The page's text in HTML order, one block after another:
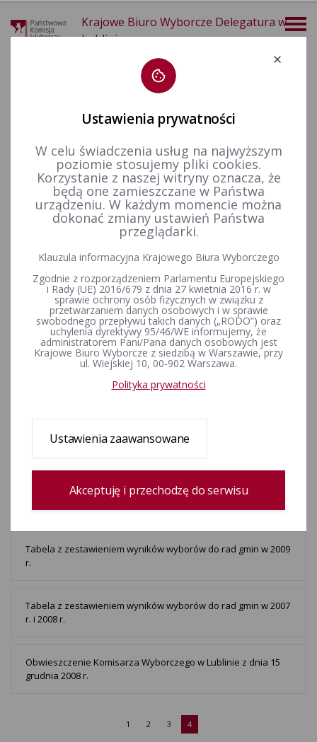
Krajowe Biuro Wyborcze Delegatura w
Lublinie
Wybory samorządowe i referenda lokalne Wybory i referenda w toku kadencji
Kadencja 2006-2010
Wybory uzupełniające
Wybory uzpełniające do Rady Gminy Cyców
Zmiana w składzie Rady Gminy Kłoczew
Zmiana w składzie Rady Gminy Milejów
Zmiana w składzie Rady Gminy Trawniki
Tabela z zestawieniem wyników wyborów do rad gmin w 2010
Tabela z zestawieniem wyników wyborów do rad gmin w 2009
r.
Tabela z zestawieniem wyników wyborów do rad gmin w 2007
r. i 2008 r.
Obwieszczenie Komisarza Wyborczego w Lublinie z dnia 15
grudnia 2008 r.
1 2 3 4
Ustawienia prywatności
W celu świadczenia usług na najwyższym
poziomie stosujemy pliki cookies.
Korzystanie z naszej witryny oznacza, że
będą one zamieszczane w Państwa
urządzeniu. W każdym momencie można
dokonać zmiany ustawień Państwa
przeglądarki.
Klauzula informacyjna Krajowego Biura Wyborczego
Zgodnie z rozporządzeniem Parlamentu Europejskiego
i Rady (UE) 2016/679 z dnia 27 kwietnia 2016 r. w
sprawie ochrony osób fizycznych w związku z
przetwarzaniem danych osobowych i w sprawie
swobodnego przepływu takich danych („RODO”) oraz
uchylenia dyrektywy 95/46/WE informujemy, że
administratorem Pani/Pana danych osobowych jest
Krajowe Biuro Wyborcze z siedzibą w Warszawie, przy
ul. Wiejskiej 10, 00-902 Warszawa.
Polityka prywatności
Ustawienia zaawansowane
Akceptuję i przechodzę do serwisu